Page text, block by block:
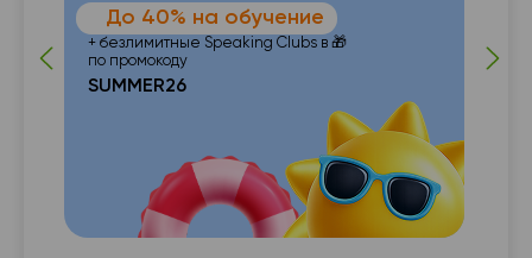
До 40% на обучение
+ безлимитные Speaking Clubs в 🎁
по промокоду
SUMMER26